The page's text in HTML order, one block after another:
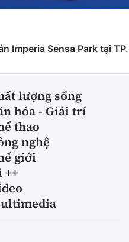
Imperia Sensa Park tại
lượng sống
hóa - Giải trí
thao
nghệ
giới
++